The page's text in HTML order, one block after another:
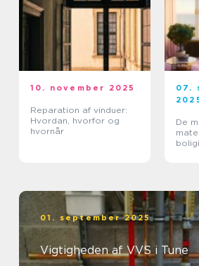
10. november 2025
Reparation af vinduer:
Hvordan, hvorfor og
hvornår
07.
De
01. september 2025
Vigtigheden af VVS i Tune